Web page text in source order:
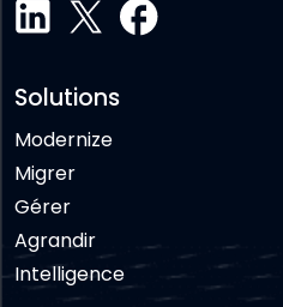
Solutions
Modernize
Migrer
Gérer
Agrandir
Intelligence